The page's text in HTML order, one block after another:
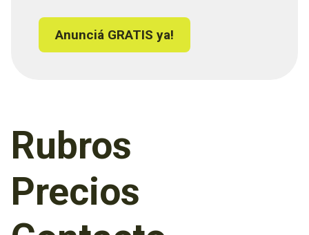
Anunciá GRATIS ya!
Rubros
Precios